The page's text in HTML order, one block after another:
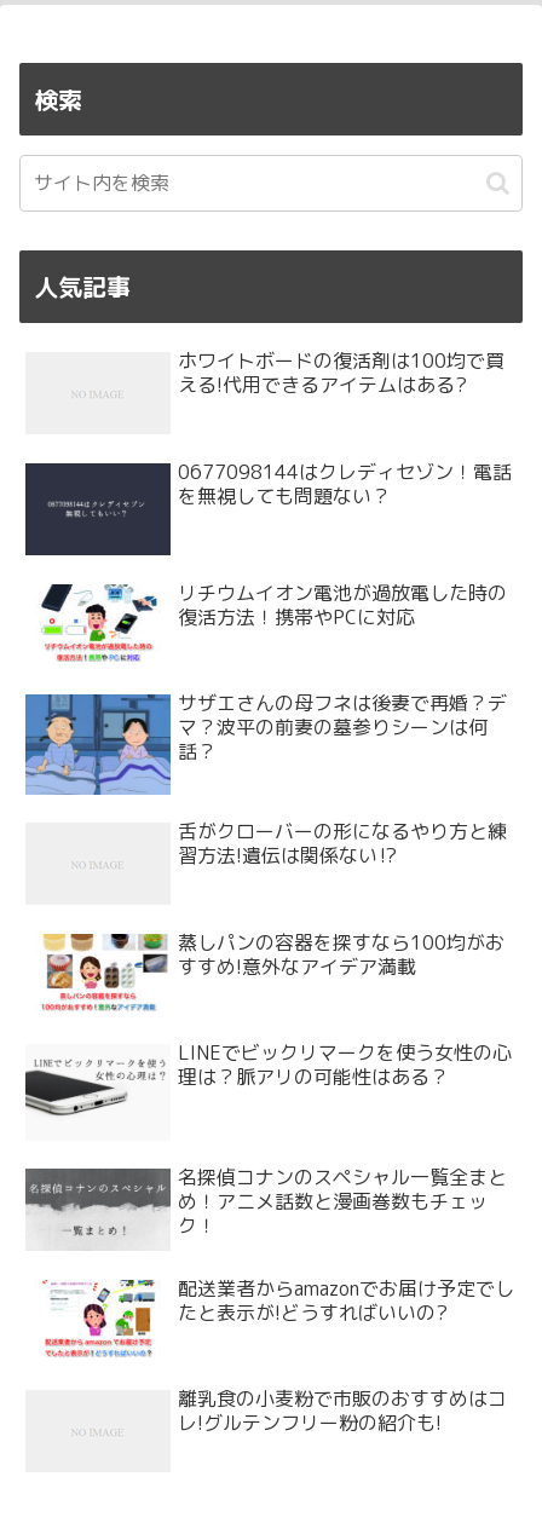
検索
人気記事
ホワイトボードの復活剤は100均で買
える!代用できるアイテムはある?
0677098144はクレディセゾン！電話
を無視しても問題ない？
リチウムイオン電池が過放電した時の
復活方法！携帯やPCに対応
サザエさんの母フネは後妻で再婚？デ
マ？波平の前妻の墓参りシーンは何
話？
舌がクローバーの形になるやり方と練
習方法!遺伝は関係ない⁉
蒸しパンの容器を探すなら100均がお
すすめ!意外なアイデア満載
LINEでビックリマークを使う女性の心
理は？脈アリの可能性はある？
名探偵コナンのスペシャル一覧全まと
め！アニメ話数と漫画巻数もチェッ
ク！
配送業者からamazonでお届け予定でし
たと表示が!どうすればいいの?
離乳食の小麦粉で市販のおすすめはコ
レ!グルテンフリー粉の紹介も!